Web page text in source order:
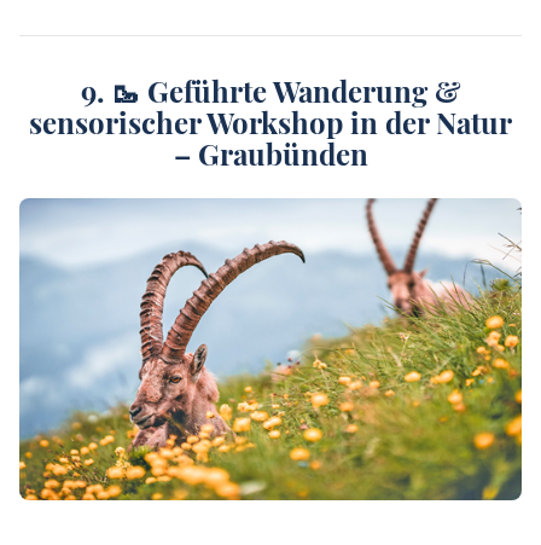
9. 🥾 Geführte Wanderung &
sensorischer Workshop in der Natur
– Graubünden